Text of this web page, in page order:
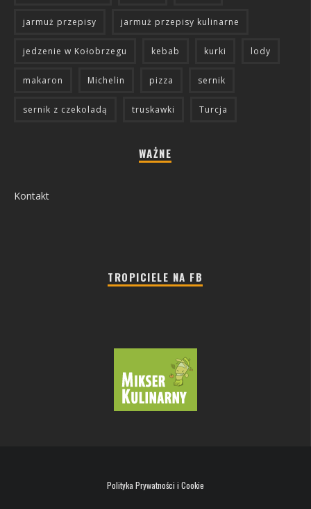
jarmuż przepisy jarmuż przepisy kulinarne
jedzenie w Kołobrzegu kebab kurki lody
makaron Michelin pizza sernik
sernik z czekoladą truskawki Turcja
WAŻNE
Kontakt
TROPICIELE NA FB
Polityka Prywatności i Cookie